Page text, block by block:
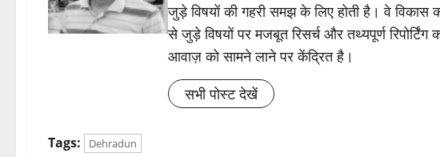
जुड़े विषयों की गहरी समझ के लिए होती है। वे विकास
से जुड़े विषयों पर मजबूत रिसर्च और तथ्यपूर्ण
आवाज़ को सामने लाने पर केंद्रित है।
सभी पोस्ट देखें
Tags: Dehradun